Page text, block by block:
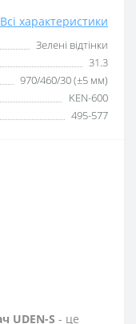
Всі характеристики
Зелені відтінки
31.3
970/460/30 (±5 мм)
KEN-600
495-577
UDEN-S - це